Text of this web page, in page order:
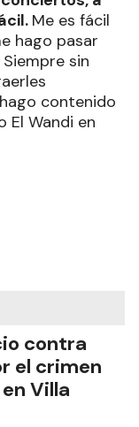
Me es fácil
hago pasar
sin
contenido
El Wandi en
contra
el crimen
Villa